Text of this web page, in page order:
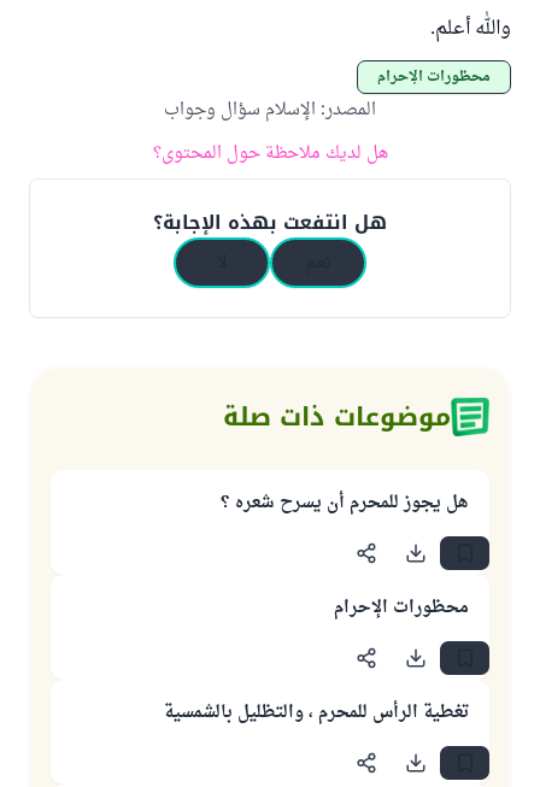
والله أعلم.
محظورات الإحرام
المصدر: الإسلام سؤال وجواب
هل لديك ملاحظة حول المحتوى؟
هل انتفعت بهذه الإجابة؟
موضوعات ذات صلة
هل يجوز للمحرم أن يسرح شعره ؟
محظورات الإحرام
تغطية الرأس للمحرم ، والتظليل بالشمسية